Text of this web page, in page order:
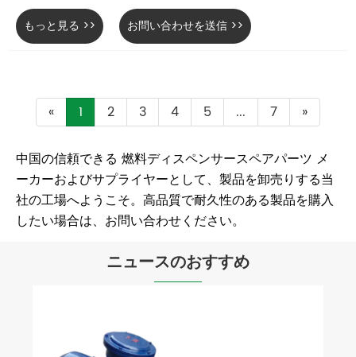
もっと見る >> お問い合わせを送信 >>
« 1 2 3 4 5 ... 7 »
中国の信頼できる 燃料ディスペンサースペアパーツ メ
ーカーおよびサプライヤーとして、製品を卸売りする当
社の工場へようこそ。高品質で耐久性のある製品を購入
したい場合は、お問い合わせください。
ニュースのおすすめ